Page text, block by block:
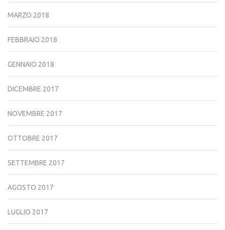
MARZO 2018
FEBBRAIO 2018
GENNAIO 2018
DICEMBRE 2017
NOVEMBRE 2017
OTTOBRE 2017
SETTEMBRE 2017
AGOSTO 2017
LUGLIO 2017